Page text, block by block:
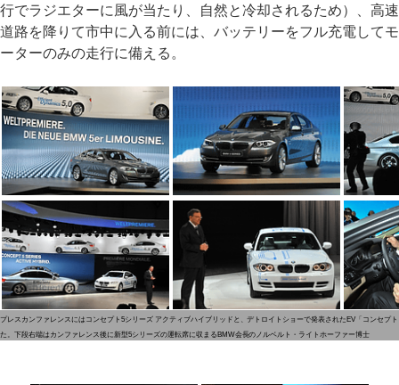
行でラジエターに風が当たり、自然と冷却されるため）、高速
道路を降りて市中に入る前には、バッテリーをフル充電してモ
ーターのみの走行に備える。
プレスカンファレンスにはコンセプト5シリーズ アクティブハイブリッドと、デトロイトショーで発表されたEV「コンセプ
た。下段右端はカンファレンス後に新型5シリーズの運転席に収まるBMW会長のノルベルト・ライトホーファー博士